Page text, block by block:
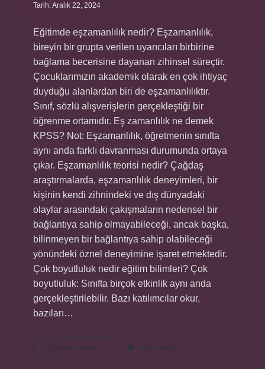
Tarih: Aralık 22, 2024
Eğitimde eşzamanlılık nedir? Eşzamanlılık,
bireyin bir grupta verilen uyarıcıları birbirine
bağlama becerisine dayanan zihinsel süreçtir.
Çocuklarımızın akademik olarak en çok ihtiyaç
duyduğu alanlardan biri de eşzamanlılıktır.
Sınıf, sözlü alışverişlerin gerçekleştiği bir
öğrenme ortamıdır. Eş zamanlılık ne demek
KPSS? Not: Eşzamanlılık, öğretmenin sınıfta
aynı anda farklı davranması durumunda ortaya
çıkar. Eşzamanlılık teorisi nedir? Çağdaş
araştırmalarda, eşzamanlılık deneyimleri, bir
kişinin kendi zihnindeki ve dış dünyadaki
olaylar arasındaki çakışmaların nedensel bir
bağlantıya sahip olmayabileceği, ancak başka,
bilinmeyen bir bağlantıya sahip olabileceği
yönündeki öznel deneyimine işaret etmektedir.
Çok boyutluluk nedir eğitim bilimleri? Çok
boyutluluk: Sınıfta birçok etkinlik aynı anda
gerçekleştirilebilir. Bazı katılımcılar okur,
bazıları…
Devamını okuyun
Bilimleri
Yorum Bırak